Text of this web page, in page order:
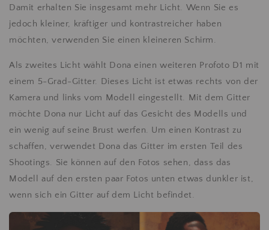
Damit erhalten Sie insgesamt mehr Licht. Wenn Sie es
jedoch kleiner, kräftiger und kontrastreicher haben
möchten, verwenden Sie einen kleineren Schirm.
Als zweites Licht wählt Dona einen weiteren Profoto D1 mit
einem 5-Grad-Gitter. Dieses Licht ist etwas rechts von der
Kamera und links vom Modell eingestellt. Mit dem Gitter
möchte Dona nur Licht auf das Gesicht des Modells und
ein wenig auf seine Brust werfen. Um einen Kontrast zu
schaffen, verwendet Dona das Gitter im ersten Teil des
Shootings. Sie können auf den Fotos sehen, dass das
Modell auf den ersten paar Fotos unten etwas dunkler ist,
wenn sich ein Gitter auf dem Licht befindet.